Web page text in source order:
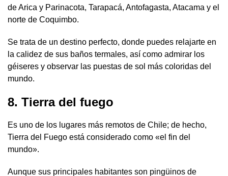
de Arica y Parinacota, Tarapacá, Antofagasta, Atacama y el
norte de Coquimbo.
Se trata de un destino perfecto, donde puedes relajarte en
la calidez de sus baños termales, así como admirar los
géiseres y observar las puestas de sol más coloridas del
mundo.
8. Tierra del fuego
Es uno de los lugares más remotos de Chile; de hecho,
Tierra del Fuego está considerado como «el fin del
mundo».
Aunque sus principales habitantes son pingüinos de